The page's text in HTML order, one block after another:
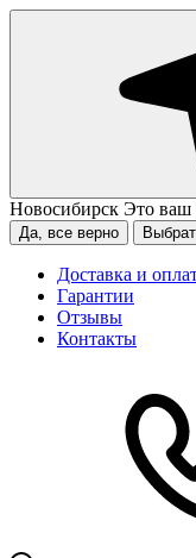
Новосибирск Это ваш
Да, все верно
Доставка и
Гарантии
Отзывы
Контакты